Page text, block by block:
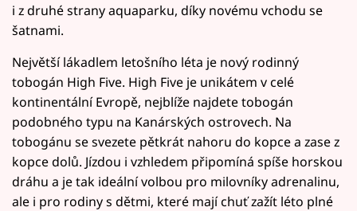
i z druhé strany aquaparku, díky novému vchodu se
šatnami.
Největší lákadlem letošního léta je nový rodinný
tobogán High Five. High Five je unikátem v celé
kontinentální Evropě, nejblíže najdete tobogán
podobného typu na Kanárských ostrovech. Na
tobogánu se svezete pětkrát nahoru do kopce a zase z
kopce dolů. Jízdou i vzhledem připomíná spíše horskou
dráhu a je tak ideální volbou pro milovníky adrenalinu,
ale i pro rodiny s dětmi, které mají chuť zažít léto plné